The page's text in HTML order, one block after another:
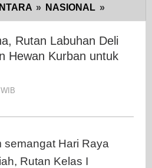
» NASIONAL »
Iduladha,
Rutan
Labuhan
Kurban
Warga
Rutan Labuhan Deli
Hewan Kurban untuk
semangat Hari Raya
Rutan Kelas I